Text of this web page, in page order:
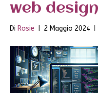
web
Di Rosie 2 Maggio 2024